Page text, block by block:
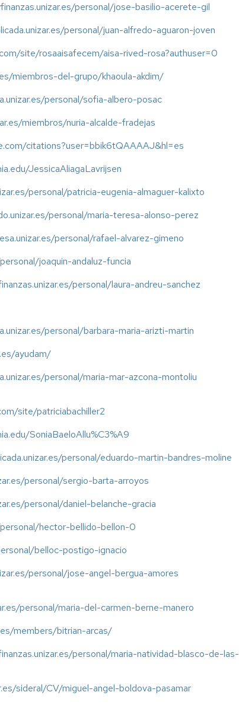
CONFERENCIAS
SOY
RUNNING
POCTEFA
Fundamentos
para
Presentaciones
Profesionales"
"Escribe
TFM
Tesis
con
y
de
Online
Ciencias
y
personal/jose-basilio-acerete-gil
personal/juan-alfredo-aguaron-joven
site/rosaaisafecem/aisa-rived-rosa?authuser=0
miembros-del-grupo/khaoula-akdim/
personal/sofia-albero-posac
miembros/nuria-alcalde-fradejas
citations?user=bbik6tQAAAAJ&hl=es
JessicaAliagaLavrijsen
personal/patricia-eugenia-almaguer-kalixto
personal/maria-teresa-alonso-perez
personal/rafael-alvarez-gimeno
joaquin-andaluz-funcia
personal/laura-andreu-sanchez
personal/barbara-maria-arizti-martin
ayudam/
personal/maria-mar-azcona-montoliu
site/patriciabachiller2
SoniaBaeloAllu%C3%A9
personal/eduardo-martin-bandres-moline
personal/sergio-barta-arroyos
personal/daniel-belanche-gracia
hector-bellido-bellon-0
belloc-postigo-ignacio
personal/jose-angel-bergua-amores
personal/maria-del-carmen-berne-manero
members/bitrian-arcas/
personal/maria-natividad-blasco-de-las-
sideral/CV/miguel-angel-boldova-pasamar